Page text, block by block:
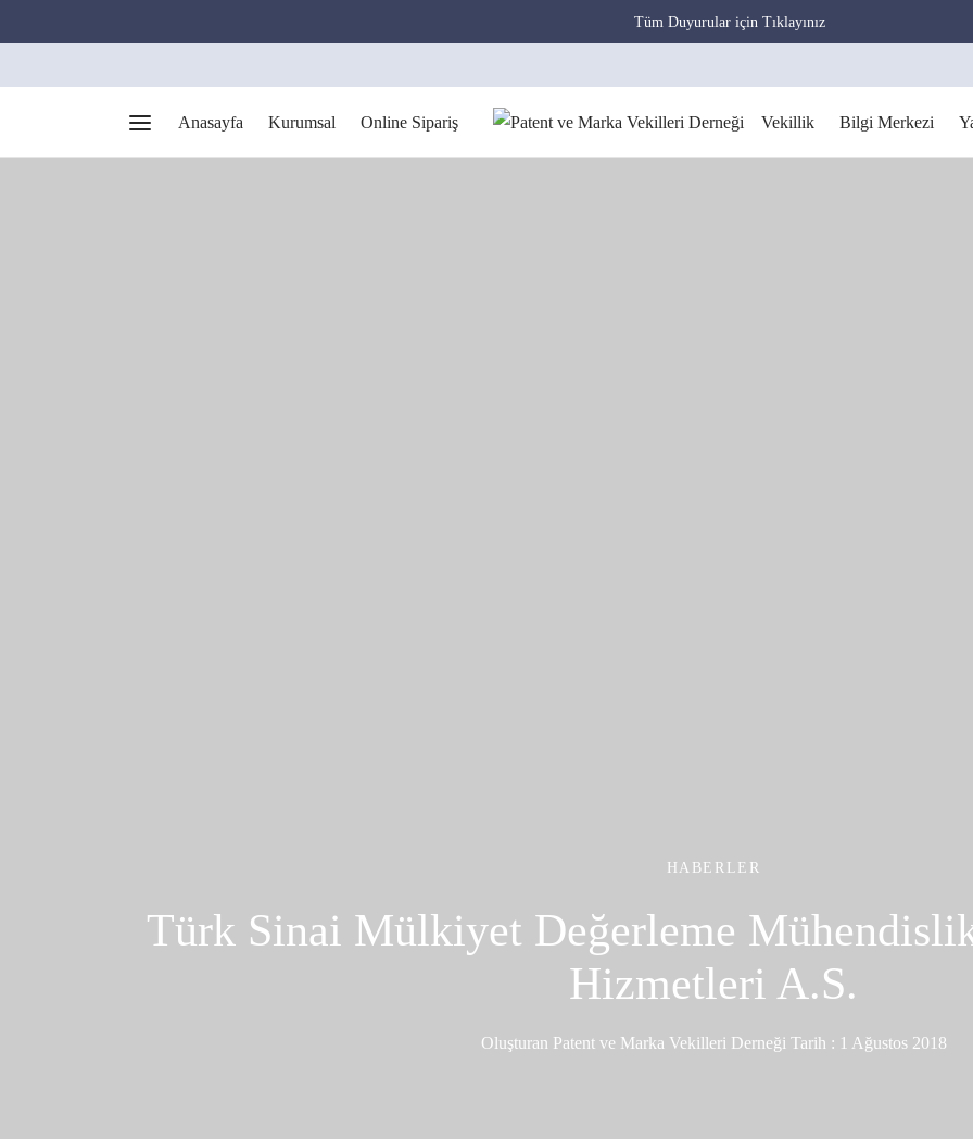
Tüm Duyurular için Tıklayınız
Anasayfa Kurumsal Online Sipariş Vekillik Bilgi Merkezi
HABERLER
Türk Sinai Mülkiyet Değerleme Mühendislik
Hizmetleri A.S.
Oluşturan Patent ve Marka Vekilleri Derneği Tarih : 1 Ağustos 2018